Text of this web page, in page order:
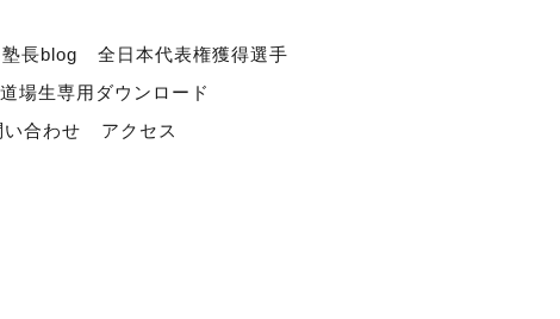
塾長blog
全日本代表権獲得選手
道場生専用ダウンロード
い合わせ アクセス